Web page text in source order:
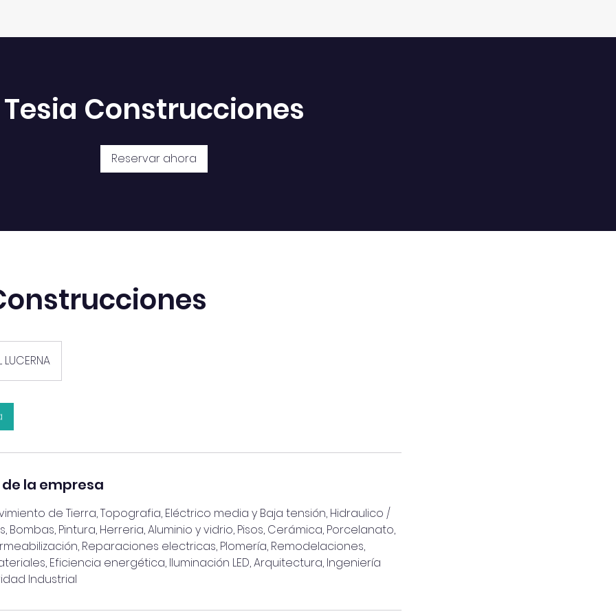
Tesia Construcciones
Reservar ahora
LUCERNA
la empresa
de Tierra, Topografia, Eléctrico media y Baja tensión, Hidraulico /
Bombas, Pintura, Herreria, Aluminio y vidrio, Pisos, Cerámica, Porcelanato,
Reparaciones electricas, Plomería, Remodelaciones,
Eficiencia energética, Iluminación LED, Arquitectura, Ingeniería
Industrial